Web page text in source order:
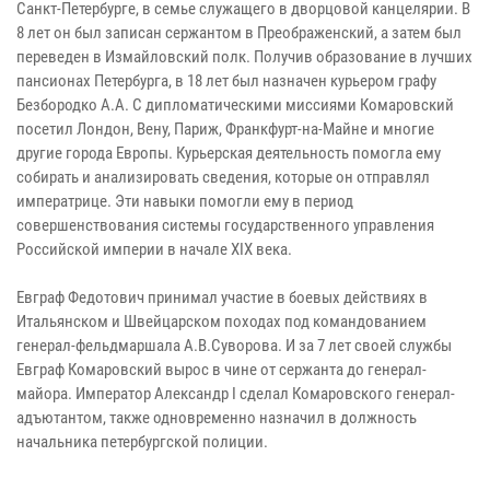
Санкт-Петербурге, в семье служащего в дворцовой канцелярии. В
8 лет он был записан сержантом в Преображенский, а затем был
переведен в Измайловский полк. Получив образование в лучших
пансионах Петербурга, в 18 лет был назначен курьером графу
Безбородко А.А. С дипломатическими миссиями Комаровский
посетил Лондон, Вену, Париж, Франкфурт-на-Майне и многие
другие города Европы. Курьерская деятельность помогла ему
собирать и анализировать сведения, которые он отправлял
императрице. Эти навыки помогли ему в период
совершенствования системы государственного управления
Российской империи в начале XIX века.
Евграф Федотович принимал участие в боевых действиях в
Итальянском и Швейцарском походах под командованием
генерал-фельдмаршала А.В.Суворова. И за 7 лет своей службы
Евграф Комаровский вырос в чине от сержанта до генерал-
майора. Император Александр I сделал Комаровского генерал-
адъютантом, также одновременно назначил в должность
начальника петербургской полиции.